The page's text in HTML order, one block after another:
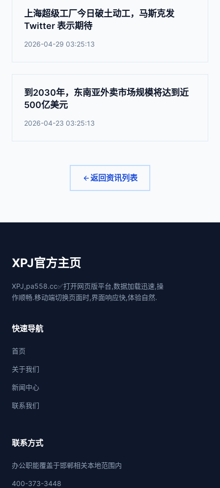
上海超级工厂今日破土动工，马斯克发
Twitter 表示期待
2026-04-29 03:25:13
到2030年，东南亚外卖市场规模将达到近
500亿美元
2026-04-23 03:25:13
返回资讯列表
XPJ官方主页
XPJ,pa558.cc✅打开网页版平台,数据加载迅速,操
作顺畅.移动端切换页面时,界面响应快,体验自然.
快速导航
首页
关于我们
新闻中心
联系我们
联系方式
办公职能覆盖于邯郸相关本地范围内
400-373-3448